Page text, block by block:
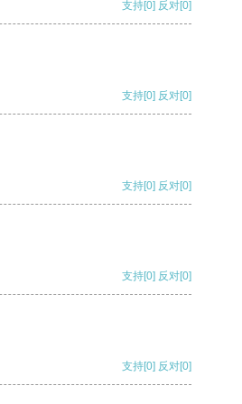
支持[0] 反对[0]
支持[0] 反对[0]
支持[0] 反对[0]
支持[0] 反对[0]
支持[0] 反对[0]